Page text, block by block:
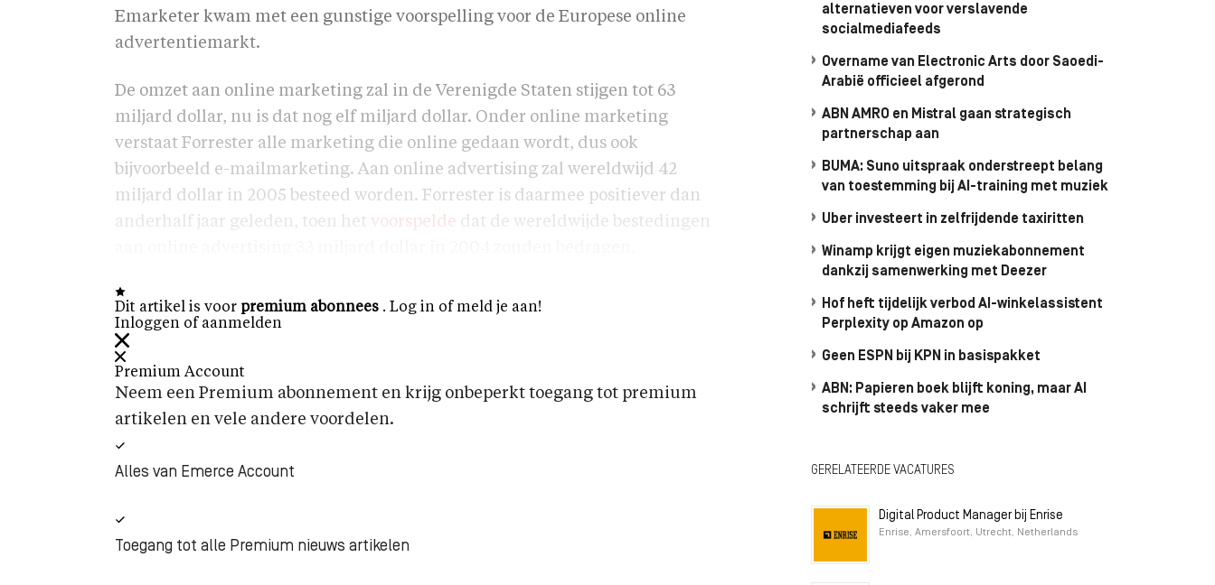
Emarketer kwam met een gunstige voorspelling voor de Europese online
advertentiemarkt.
De omzet aan online marketing zal in de Verenigde Staten stijgen tot 63
miljard dollar, nu is dat nog elf miljard dollar. Onder online marketing
verstaat Forrester alle marketing die online gedaan wordt, dus ook
bijvoorbeeld e-mailmarketing. Aan online advertising zal wereldwijd 42
miljard dollar in 2005 besteed worden. Forrester is daarmee positiever dan
anderhalf jaar geleden, toen het voorspelde dat de wereldwijde bestedingen
Dit artikel is voor premium abonnees . Log in of meld je aan!
Inloggen of aanmelden
Premium Account
Neem een Premium abonnement en krijg onbeperkt toegang tot premium
artikelen en vele andere voordelen.
Alles van Emerce Account
Toegang tot alle Premium nieuws artikelen
alternatieven voor verslavende
socialmediafeeds
Overname van Electronic Arts door Saoedi-
Arabië officieel afgerond
ABN AMRO en Mistral gaan strategisch
partnerschap aan
BUMA: Suno uitspraak onderstreept belang
van toestemming bij AI-training met muziek
Uber investeert in zelfrijdende taxiritten
Winamp krijgt eigen muziekabonnement
dankzij samenwerking met Deezer
Hof heft tijdelijk verbod AI-winkelassistent
Perplexity op Amazon op
Geen ESPN bij KPN in basispakket
ABN: Papieren boek blijft koning, maar AI
schrijft steeds vaker mee
GERELATEERDE VACATURES
Digital Product Manager bij Enrise
Enrise, Amersfoort, Utrecht, Netherlands